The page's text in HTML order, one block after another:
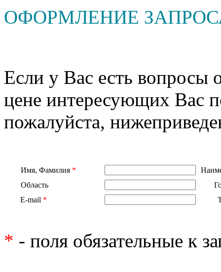
ОФОРМЛЕНИЕ
Если у Вас есть вопросы
цене интересующих Вас
пожалуйста,
Имя, Фамилия *
Область
E-mail *
* - поля обязательные к